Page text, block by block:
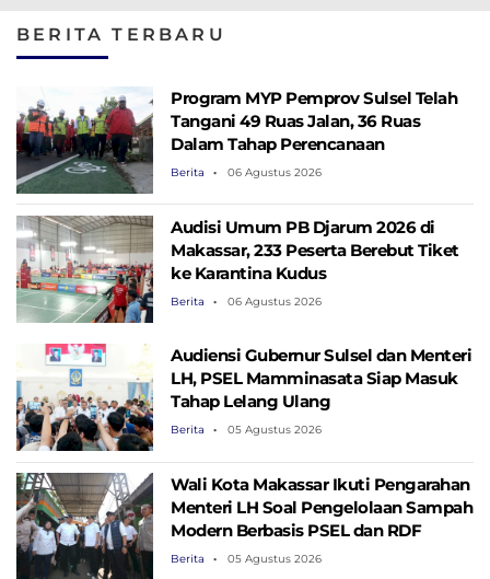
BERITA TERBARU
Program MYP Pemprov Sulsel Telah
Tangani 49 Ruas Jalan, 36 Ruas
Dalam Tahap Perencanaan
Berita 06 Agustus 2026
Audisi Umum PB Djarum 2026 di
Makassar, 233 Peserta Berebut Tiket
ke Karantina Kudus
Berita 06 Agustus 2026
Audiensi Gubernur Sulsel dan Menteri
LH, PSEL Mamminasata Siap Masuk
Tahap Lelang Ulang
Berita 05 Agustus 2026
Wali Kota Makassar Ikuti Pengarahan
Menteri LH Soal Pengelolaan Sampah
Modern Berbasis PSEL dan RDF
Berita 05 Agustus 2026